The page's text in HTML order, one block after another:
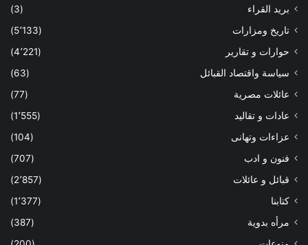
بريد القراء
(3)
تاريخ ومزارات
(5٬133)
حوارات و تقارير
(4٬221)
سياسة واقتصاد القبائل
(63)
عائلات مصرية
(77)
عادات و تقاليد
(1٬555)
عزاءات وتهانى
(104)
فنون و ادب
(707)
قبائل و عائلات
(2٬857)
كتابنا
(1٬377)
مرأه بدوية
(387)